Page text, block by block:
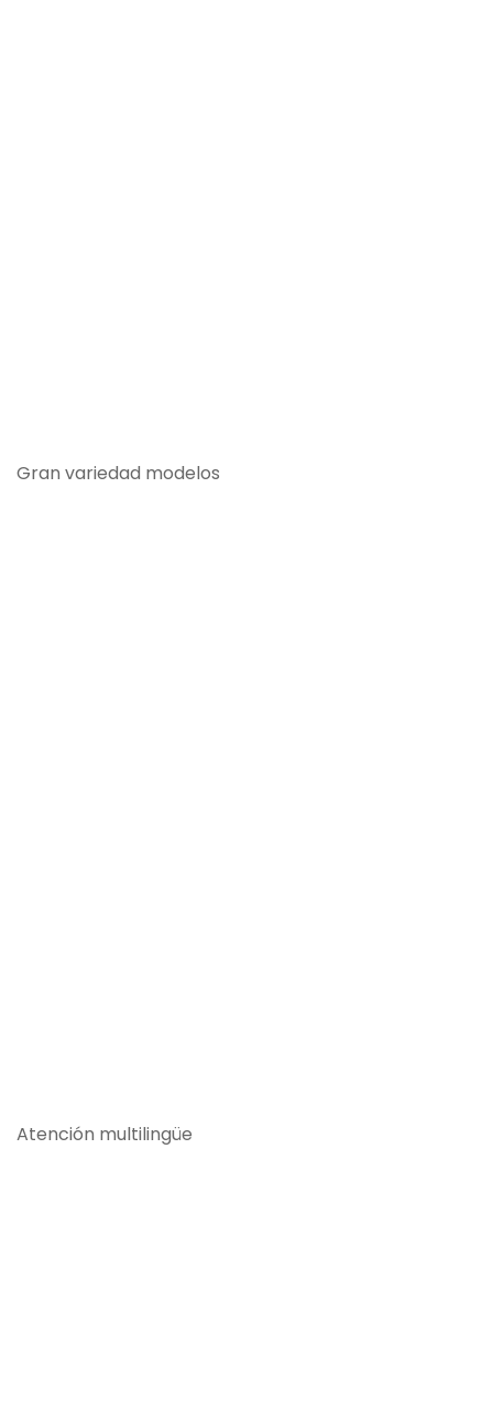
Gran variedad modelos
Atención multilingüe